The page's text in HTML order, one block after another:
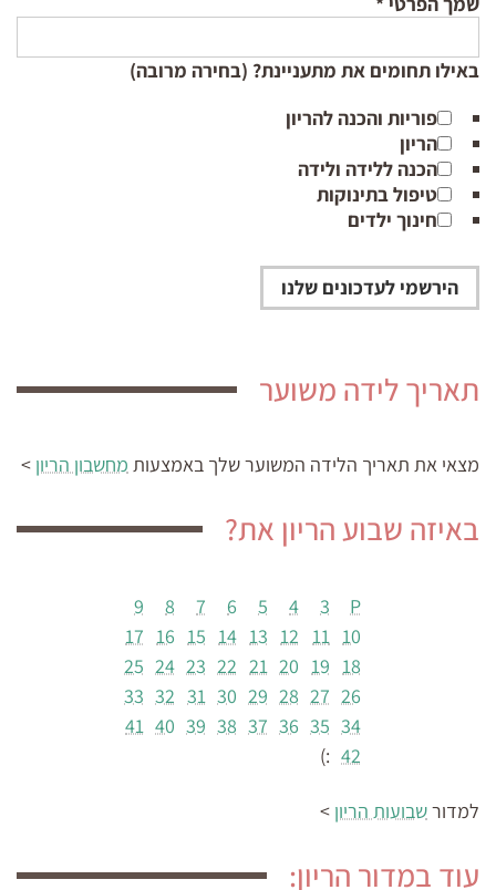
באילו תחומים את מתעניינת? (בחירה מרובה)
פוריות והכנה להריון
הריון
הכנה ללידה ולידה
טיפול בתינוקות
חינוך ילדים
תאריך לידה משוער
מצאי את תאריך הלידה המשוערשלך באמצעות מחשבון הריון >
באיזה שבוע הריון את?
P
3
4
5
6
7
8
9
10
11
12
13
14
15
16
17
18
19
20
21
22
23
24
25
26
27
28
29
30
31
32
33
34
35
36
37
38
39
40
41
42
:)
למדורשבועות הריון >
עוד במדור הריון: